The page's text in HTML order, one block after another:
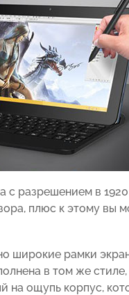
с разрешением в
плюс к этому вы
широкие рамки
в том же
на ощупь корпус,